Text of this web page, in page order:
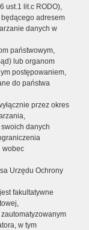
ust.1 lit.c RODO),
adresem
danych w
państwowym,
lub organom
postępowaniem,
do państwa
przez okres
danych
wobec
Urzędu Ochrony
fakultatywne
w tym